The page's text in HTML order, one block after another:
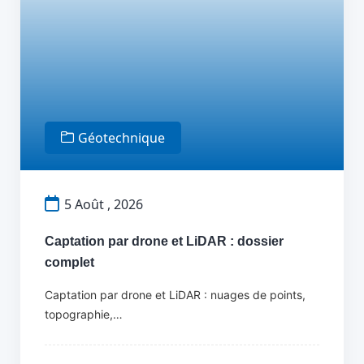
Géotechnique
5 Août , 2026
Captation par drone et LiDAR : dossier
complet
Captation par drone et LiDAR : nuages de points,
topographie,…